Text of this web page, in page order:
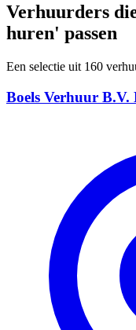
Verhuurders
huren' passen
Een selectie uit 160
Boels Verhuur B.V.